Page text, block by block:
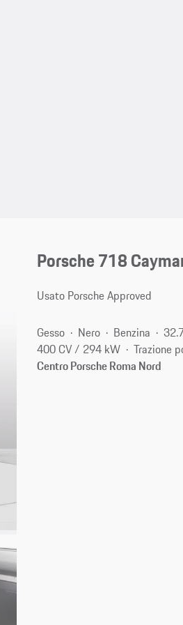
Porsche 718
Usato Porsche Approved
Gesso Nero Benzina
400 CV / 294 kW
Trazione
Centro Porsche Roma Nord